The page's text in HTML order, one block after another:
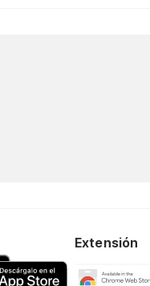
Extensión